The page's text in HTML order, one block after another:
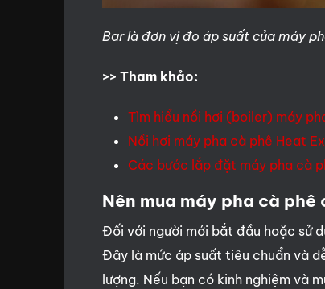
Bar là đơn vị đo áp suất của máy
>> Tham khảo:
Tìm hiểu nồi hơi (boiler) máy
Nồi hơi máy pha cà phê Heat
Các bước lắp đặt máy pha cà
Nên mua máy pha cà
Đối với người mới bắt đầu hoặc sử
Đây là mức áp suất tiêu chuẩn và
lượng. Nếu bạn có kinh nghiệm và